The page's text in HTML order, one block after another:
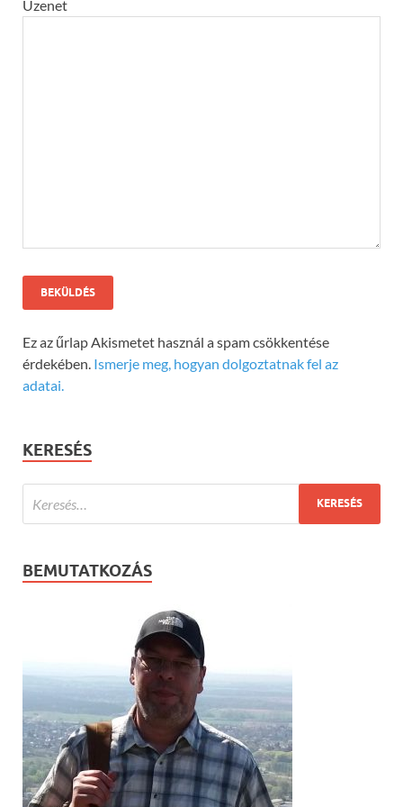
Üzenet
Ez az űrlap Akismetet használ a spam csökkentése
érdekében. Ismerje meg, hogyan dolgoztatnak fel az
adatai.
KERESÉS
BEMUTATKOZÁS